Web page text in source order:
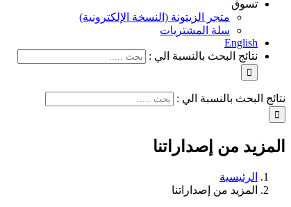
تسوق
متجر الزيتونة (النسخة الإلكترونية)
سلة المشتريات
English
نتائج البحث بالنسبة الي :
نتائج البحث بالنسبة الي :
المزيد من إصداراتنا
الرئيسية
المزيد من إصداراتنا